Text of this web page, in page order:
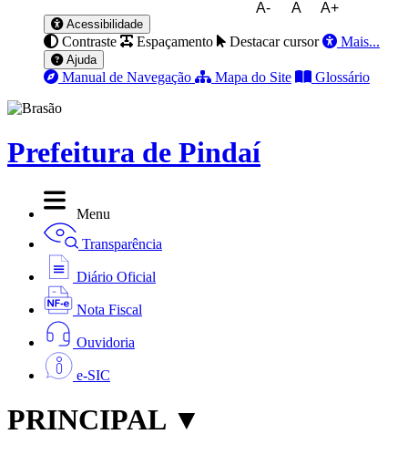
A- A A+
Acessibilidade
Contraste Espaçamento Destacar cursor Mais...
Ajuda
Manual de Navegação Mapa do Site Glossário
Prefeitura de Pindaí
Menu
Transparência
Diário Oficial
Nota Fiscal
Ouvidoria
e-SIC
PRINCIPAL ▼